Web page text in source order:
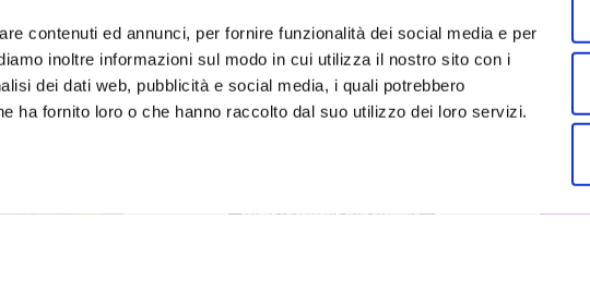
contenuti ed annunci, per fornire funzionalità dei social media e per
inoltre informazioni sul modo in cui utilizza il nostro sito con i
dei dati web, pubblicità e social media, i quali potrebbero
ha fornito loro o che hanno raccolto dal suo utilizzo dei loro servizi.